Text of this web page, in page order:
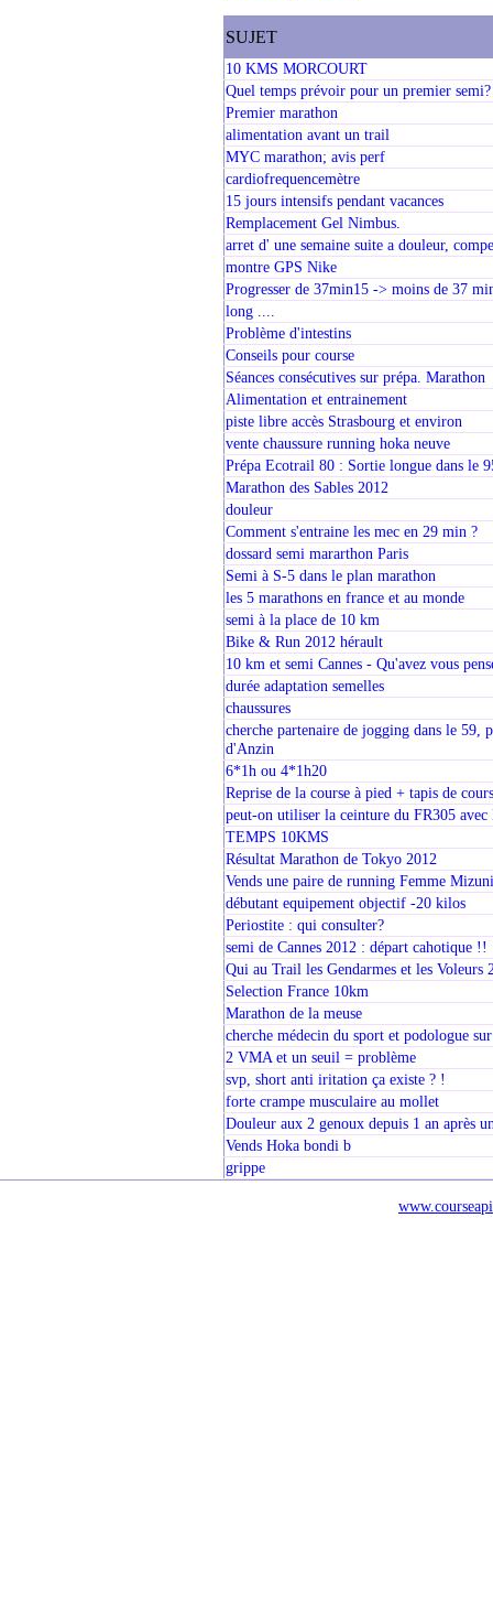
SUJET
10 KMS MORCOURT
Quel temps prévoir pour un premier semi?
Premier marathon
alimentation avant un trail
MYC marathon; avis perf
cardiofrequencemètre
15 jours intensifs pendant vacances
Remplacement Gel Nimbus.
arret d' une semaine suite a douleur,
montre GPS Nike
Progresser de 37min15 -> moins de 37
long ....
Problème d'intestins
Conseils pour course
Séances consécutives sur prépa. Marathon
Alimentation et entrainement
piste libre accès Strasbourg et environ
vente chaussure running hoka neuve
Prépa Ecotrail 80 : Sortie longue dans le
Marathon des Sables 2012
douleur
Comment s'entraine les mec en 29 min ?
dossard semi mararthon Paris
Semi à S-5 dans le plan marathon
les 5 marathons en france et au monde
semi à la place de 10 km
Bike & Run 2012 hérault
10 km et semi Cannes - Qu'avez vous
durée adaptation semelles
chaussures
cherche partenaire de jogging dans le 59,
d'Anzin
6*1h ou 4*1h20
Reprise de la course à pied + tapis de
peut-on utiliser la ceinture du FR305 avec
TEMPS 10KMS
Résultat Marathon de Tokyo 2012
Vends une paire de running Femme
débutant equipement objectif -20 kilos
Periostite : qui consulter?
semi de Cannes 2012 : départ cahotique !!
Qui au Trail les Gendarmes et les Voleurs
Selection France 10km
Marathon de la meuse
cherche médecin du sport et podologue
2 VMA et un seuil = problème
svp, short anti iritation ça existe ? !
forte crampe musculaire au mollet
Douleur aux 2 genoux depuis 1 an après
Vends Hoka bondi b
grippe